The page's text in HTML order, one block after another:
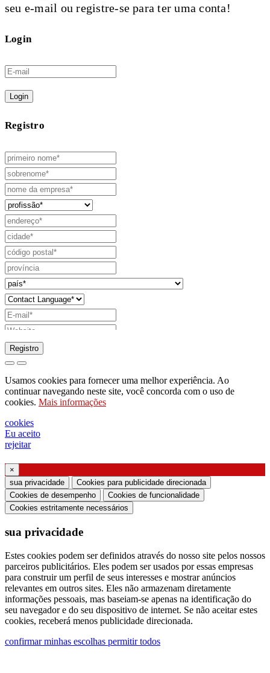
seu e-mail ou registre-se para ter uma conta!
Login
Login
Registro
pedido para enviar catálogo
pedido para ser contactado pelo seu
representante de vendas
pedido de suporte ou projeto de iluminação
Solicitação de webinar ou treinamento sobre
Manifestação de consentimento (Artigo 7.º do
Regulamento da UE n.º 2016/679)
dos dados pessoais e concordo com o tratamento
dos meus dados pessoais.
Autorizo o processamento dos meus dados
pessoais para receber comunicações comerciais ou
de marketing da Ghidini Lighting Srl
Você pode cancelar a assinatura de tais
comunicações a qualquer momento. Para obter
Registro
Usamos cookies para fornecer uma melhor experiência. Ao
continuar navegando neste site, você concorda com o uso de
cookies. Mais informações
cookies
Eu aceito
rejeitar
×
sua privacidade
Cookies para publicidade direcionada
Cookies de desempenho
Cookies de funcionalidade
Cookies estritamente necessários
sua privacidade
Estes cookies podem ser definidos através do nosso site pelos nossos
parceiros publicitários. Eles podem ser usados ​​por essas empresas
para construir um perfil de seus interesses e mostrar anúncios
relevantes em outros sites. Eles não armazenam diretamente
informações pessoais, mas baseiam-se apenas na identificação do
seu navegador e do seu dispositivo de internet. Se não aceitar estes
cookies, receberá menos publicidade direcionada.
confirmar minhas escolhas permitir todos